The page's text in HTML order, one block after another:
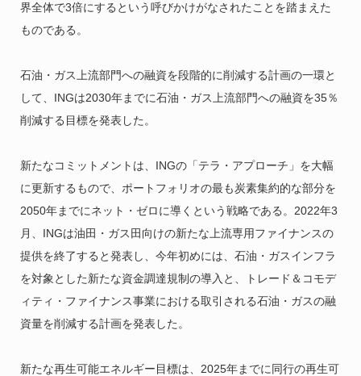
界全体で3倍にするという呼びかけがなされたことを踏まえた
ものである。
石油・ガス上流部門への融資を段階的に削減する計画の一環と
して、INGは2030年までに石油・ガス上流部門への融資を35％
削減する目標を発表した。
新たなコミットメントは、INGの「テラ・アプローチ」を大幅
に更新するもので、ポートフォリオの最も炭素集約的な部分を
2050年までにネット・ゼロに導くという戦略である。2022年3
月、INGは油田・ガス田向けの新たな上流専用ファイナンスの
提供を終了すると発表し、今年初めには、石油・ガスインフラ
を対象とした新たな資金調達規制の導入と、トレード＆コモデ
ィティ・ファイナンス事業における取引される石油・ガスの融
資量を削減する計画を発表した。
新たな再生可能エネルギー目標は、2025年までに同行の再生可